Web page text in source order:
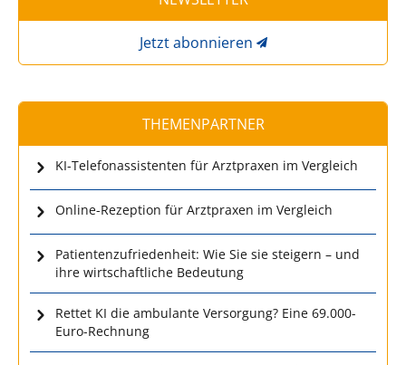
Jetzt abonnieren
THEMENPARTNER
KI-Telefonassistenten für Arztpraxen im Vergleich
Online-Rezeption für Arztpraxen im Vergleich
Patientenzufriedenheit: Wie Sie sie steigern – und
ihre wirtschaftliche Bedeutung
Rettet KI die ambulante Versorgung? Eine 69.000-
Euro-Rechnung